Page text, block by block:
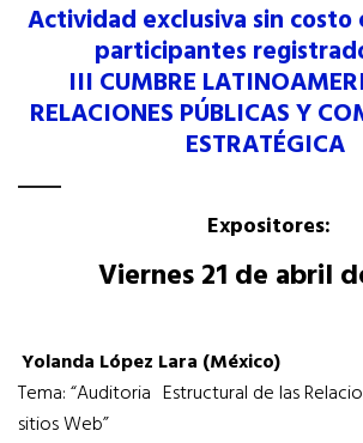
Actividad exclusiva sin
participantes
III CUMBRE
RELACIONES PÚBLICAS Y
ESTRATÉGICA
Expositores:
Viernes 21 de abril
Yolanda López Lara (México)
Tema: “Auditoria Estructural de las
sitios Web”